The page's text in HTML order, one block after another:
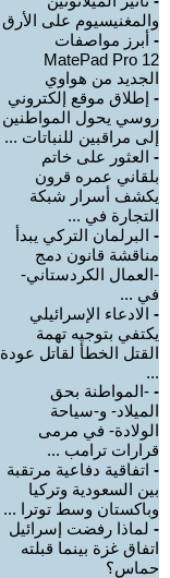
والمغنيسيوم على الأرق
- أبرز مواصفات
MatePad Pro 12
الجديد من هواوي
- إطلاق موقع إلكتروني
روسي يحول المواطنين
إلى مراقبين للنباتات ...
- العثور على خاتم
بلقاني عمره قرون
يكشف أسرار شبكة
التجارة في ...
- البرلمان التركي يبدأ
مناقشة قانون دمج
-العمال الكردستاني-
في ...
- الادعاء الإسرائيلي
يكتفي بتوجيه تهمة
القتل الخطأ لقاتل عودة
...
- -المواطنة بحق
الميلاد- و-سياحة
الولادة- في مرمى
قرارات ترامب ...
- اتفاقية دفاعية مرتقبة
بين السعودية وتركيا
وباكستان وسط توترا ...
- لماذا رفضت إسرائيل
اتفاق غزة بينما قبلته
حماس؟